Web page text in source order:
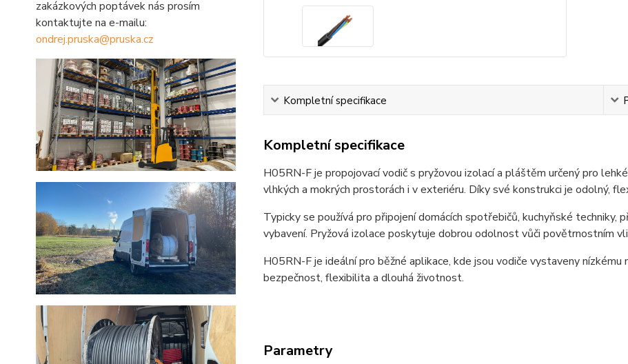
zakázkových poptávek nás prosím
kontaktujte na e-mailu:
ondrej.pruska@pruska.cz
Kompletní specifikace
Kompletní specifikace
H05RN-F je propojovací vodič s pryžovou izolací a pláštěm určený pro
vlhkých a mokrých prostorách i v exteriéru. Díky své konstrukci je odolný,
Typicky se používá pro připojení domácích spotřebičů, kuchyňské techniky,
vybavení. Pryžová izolace poskytuje dobrou odolnost vůči povětrnostním
H05RN-F je ideální pro běžné aplikace, kde jsou vodiče vystaveny nízkému
bezpečnost, flexibilita a dlouhá životnost.
Parametry